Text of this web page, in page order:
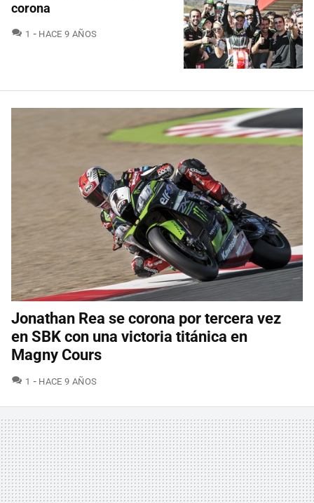
corona
1 COMENTARIOS
HACE 9 AÑOS
Jonathan Rea se corona por tercera vez
en SBK con una victoria titánica en
Magny Cours
1 COMENTARIOS
HACE 9 AÑOS